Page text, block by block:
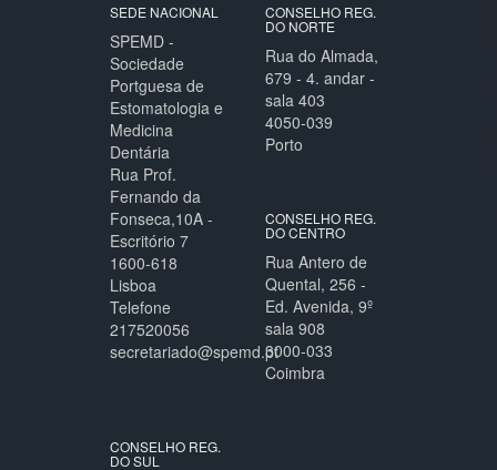
SEDE NACIONAL
SPEMD -
Sociedade
Portguesa de
Estomatologia e
Medicina
Dentária
Rua Prof.
Fernando da
Fonseca,10A -
Escritório 7
1600-618
Lisboa
Telefone
217520056
secretariado@spemd.pt
CONSELHO REG.
DO NORTE
Rua do Almada,
679 - 4. andar -
sala 403
4050-039
Porto
CONSELHO REG.
DO CENTRO
Rua Antero de
Quental, 256 -
Ed. Avenida, 9º
sala 908
3000-033
Coimbra
CONSELHO REG.
DO SUL